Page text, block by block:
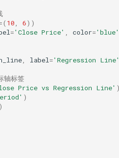
( 10, 6))
='Close Price' , color='blue'
, label='Regression
轴标签
Price vs Regression Line'
)
)